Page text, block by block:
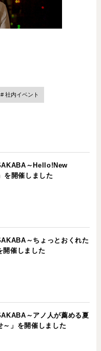
社内イベント
～Hello!New
開催しました
～ちょっとおくれた
開催しました
～アノ人が薦める夏
～」を開催しました